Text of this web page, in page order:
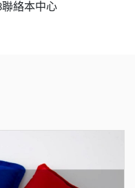
聯絡本中心